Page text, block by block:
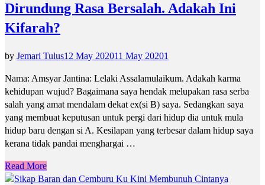
Dirundung Rasa Bersalah. Adakah Ini
Kifarah?
by Jemari Tulus12 May 202011 May 20201
Nama: Amsyar Jantina: Lelaki Assalamulaikum. Adakah karma
kehidupan wujud? Bagaimana saya hendak melupakan rasa serba
salah yang amat mendalam dekat ex(si B) saya. Sedangkan saya
yang membuat keputusan untuk pergi dari hidup dia untuk mula
hidup baru dengan si A. Kesilapan yang terbesar dalam hidup saya
kerana tidak pandai menghargai …
Read More